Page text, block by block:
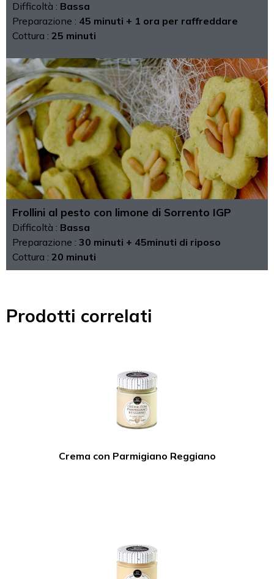
Difficoltà : Bassa
Preparazione : 45 minuti + 1 ora per raffreddare
Cottura : 25 minuti
Frollini al pesto con limone di Sorrento IGP
Difficoltà : Bassa
Preparazione : 30 minuti + 45minuti di riposo
Cottura : 20 minuti
Prodotti correlati
Crema con Parmigiano Reggiano